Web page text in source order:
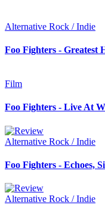
Alternative Rock / Indie
Foo Fighters - Greatest
Film
Foo Fighters - Live At
Alternative Rock / Indie
Foo Fighters - Echoes,
Alternative Rock / Indie